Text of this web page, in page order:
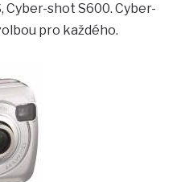
Cyber-shot S600. Cyber-
pro každého.